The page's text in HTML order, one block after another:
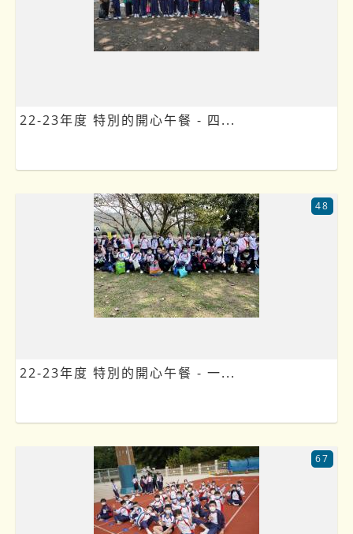
22-23年度 特別的開心午餐 - 四...
22-23年度 特別的開心午餐 - 一...
48
67